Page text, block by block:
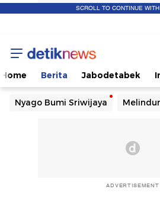
SCROLL TO CONTINUE
Home Berita Jabodetabek
Nyago Bumi Sriwijaya
ADVERTISEMENT